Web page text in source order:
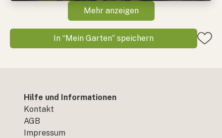
Mehr anzeigen
In “Mein Garten” speichern
Hilfe und Informationen
Kontakt
AGB
Impressum